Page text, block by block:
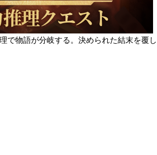
物語が分岐する。決められた結末を覆